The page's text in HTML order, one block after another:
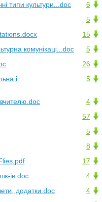
6
типи культури...doc
5
15
5
комунікаці...doc
26
5
і
4
57
5
8
17
4
ів.doc
4
додатки.doc